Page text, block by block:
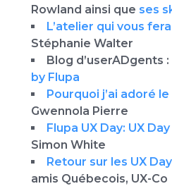
Rowland ainsi que ses
L’atelier qui vous
Stéphanie Walter
Blog d’userADgents :
by Flupa
Pourquoi j’ai adoré
Gwennola Pierre
Flupa UX Day: UX
Simon White
Retour sur les UX
amis Québecois, UX-Co